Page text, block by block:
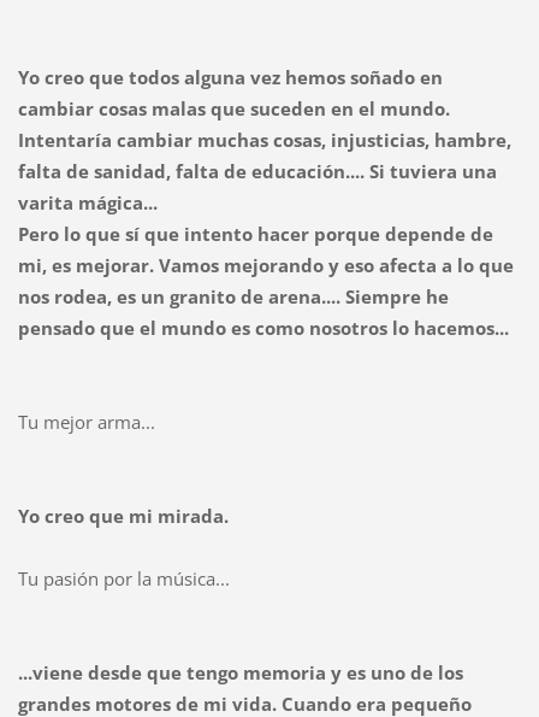
Yo creo que todos alguna vez hemos soñado en
cambiar cosas malas que suceden en el mundo.
Intentaría cambiar muchas cosas, injusticias, hambre,
falta de sanidad, falta de educación.... Si tuviera una
varita mágica...
Pero lo que sí que intento hacer porque depende de
mi, es mejorar. Vamos mejorando y eso afecta a lo que
nos rodea, es un granito de arena.... Siempre he
pensado que el mundo es como nosotros lo hacemos...
Tu mejor arma...
Yo creo que mi mirada.
Tu pasión por la música...
...viene desde que tengo memoria y es uno de los
grandes motores de mi vida. Cuando era pequeño